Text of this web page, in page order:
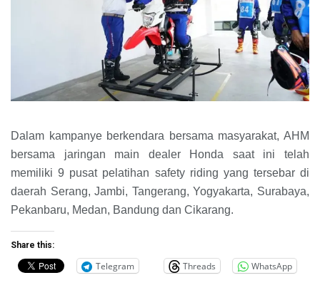
Dalam kampanye berkendara bersama masyarakat, AHM
bersama jaringan main dealer Honda saat ini telah
memiliki 9 pusat pelatihan safety riding yang tersebar di
daerah Serang, Jambi, Tangerang, Yogyakarta, Surabaya,
Pekanbaru, Medan, Bandung dan Cikarang.
Share this:
Telegram Threads WhatsApp